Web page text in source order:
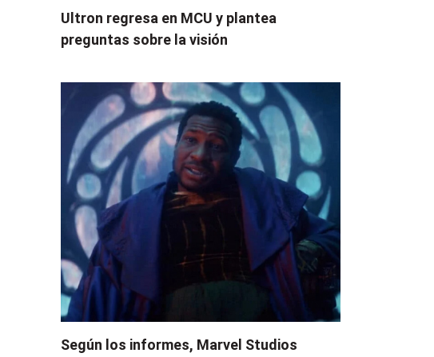
Ultron regresa en MCU y plantea
preguntas sobre la visión
Según los informes, Marvel Studios